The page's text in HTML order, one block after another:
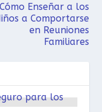
Cómo Enseñar a los
a Comportarse
en Reuniones
Familiares